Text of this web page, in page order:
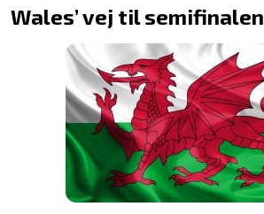
Wales’ vej til semifinalen